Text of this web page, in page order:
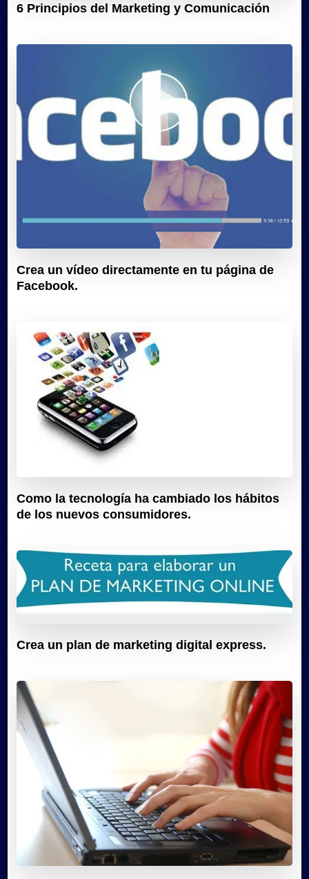
6 Principios del Marketing y Comunicación
Crea un vídeo directamente en tu página de
Facebook.
Como la tecnología ha cambiado los hábitos
de los nuevos consumidores.
Crea un plan de marketing digital express.